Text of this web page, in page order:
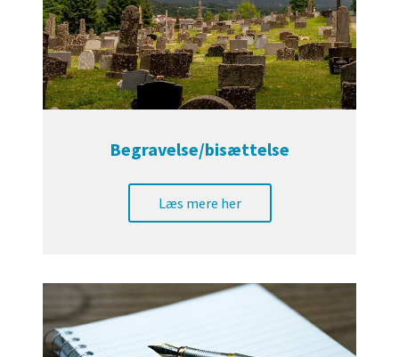
Begravelse/bisættelse
Læs mere her